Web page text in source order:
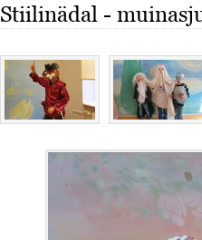
Stiilinädal -